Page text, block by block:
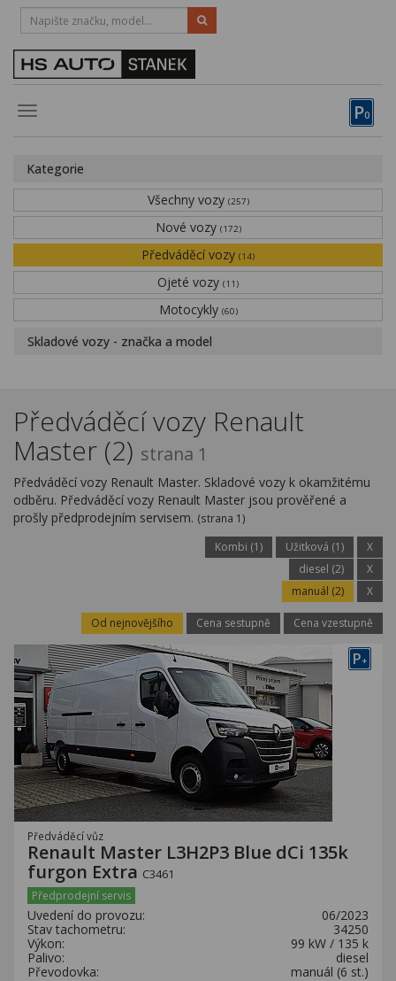
P0
Toggle
HOTLINE:
STRAKONICE-383 335 366
Obytné vozy
Financování
Novinky
Kariéra
Kontakty
Kategorie
Všechny vozy (257)
Nové vozy (172)
Předváděcí vozy (14)
Ojeté vozy (11)
Motocykly (60)
Skladové vozy - značka a model
Předváděcí vozy Renault
Master (2) strana 1
Předváděcí vozy Renault Master. Skladové vozy k okamžitému
odběru. Předváděcí vozy Renault Master jsou prověřené a
prošly předprodejním servisem. (strana 1)
Kombi (1) Užitková (1)
X
diesel (2)
X
manuál (2)
X
Od nejnovějšího Cena sestupně Cena vzestupně
P+
Předváděcí vůz
Renault Master L3H2P3 Blue dCi 135k
furgon Extra C3461
Předprodejní servis
Uvedení do provozu:
06/2023
Stav tachometru:
34250
Výkon:
99 kW / 135 k
Palivo:
diesel
Převodovka:
manuál (6 st.)